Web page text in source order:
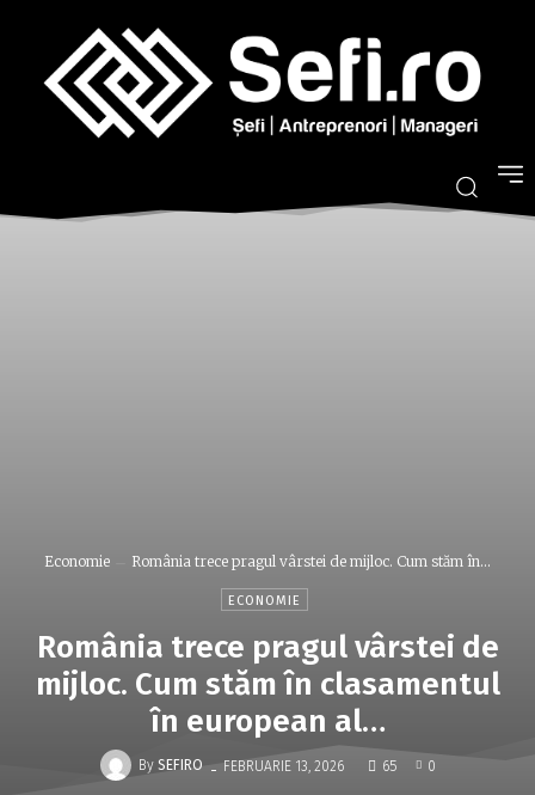
Economie România trece pragul vârstei de mijloc. Cum stăm în...
ECONOMIE
România trece pragul vârstei de
mijloc. Cum stăm în clasamentul
în european al…
By SEFIRO - FEBRUARIE 13, 2026 65 0